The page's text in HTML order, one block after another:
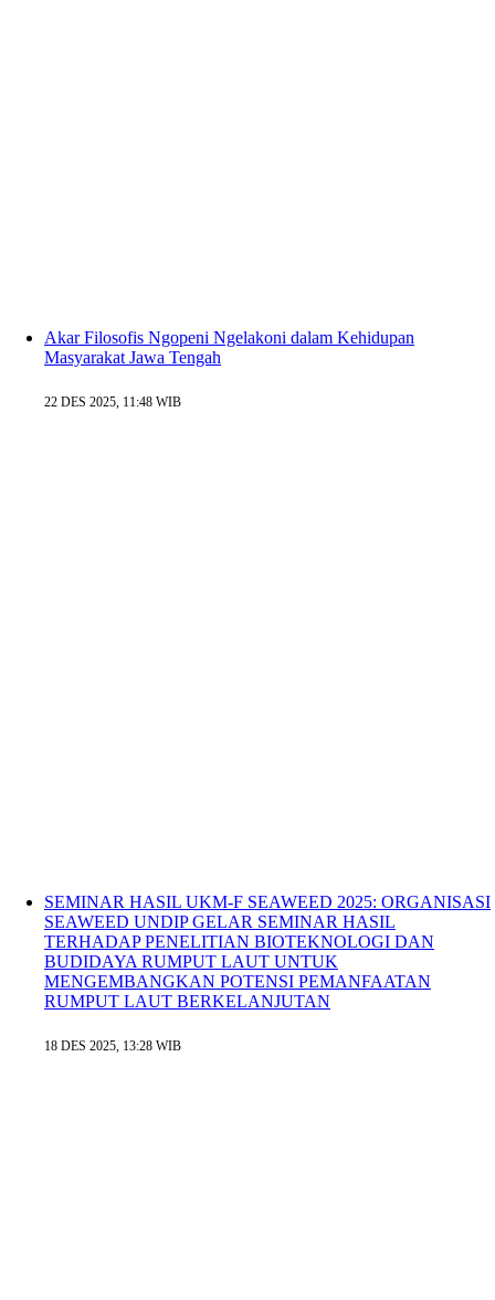
Akar Filosofis Ngopeni Ngelakoni dalam Kehidupan
Masyarakat Jawa Tengah
22 DES 2025, 11:48 WIB
SEMINAR HASIL UKM-F SEAWEED 2025: ORGANISASI
SEAWEED UNDIP GELAR SEMINAR HASIL
TERHADAP PENELITIAN BIOTEKNOLOGI DAN
BUDIDAYA RUMPUT LAUT UNTUK
MENGEMBANGKAN POTENSI PEMANFAATAN
RUMPUT LAUT BERKELANJUTAN
18 DES 2025, 13:28 WIB